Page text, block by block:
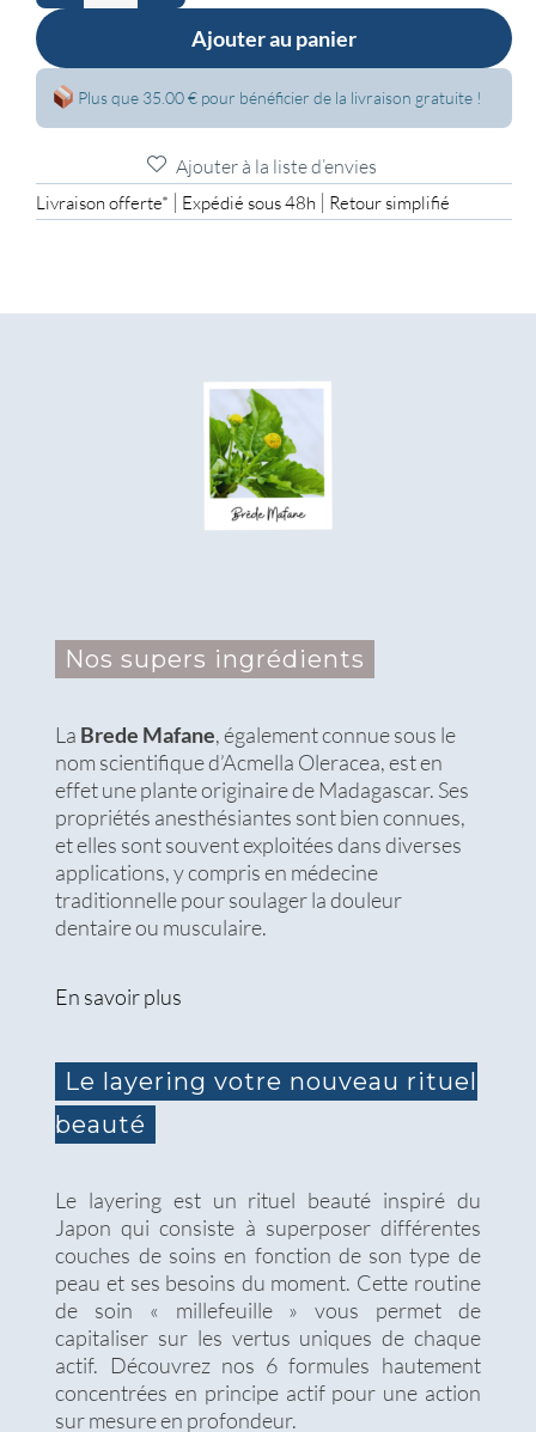
Ajouter au panier
Plus que 35.00 € pour bénéficier de la livraison gratuite !
Ajouter à la liste d’envies
Livraison offerte* | Expédié sous 48h | Retour simplifié
Nos supers ingrédients
La Brede Mafane, également connue sous le
nom scientifique d’Acmella Oleracea, est en
effet une plante originaire de Madagascar. Ses
propriétés anesthésiantes sont bien connues,
et elles sont souvent exploitées dans diverses
applications, y compris en médecine
traditionnelle pour soulager la douleur
dentaire ou musculaire.
En savoir plus
Le layering votre nouveau rituel
beauté
Le layering est un rituel beauté inspiré du
Japon qui consiste à superposer différentes
couches de soins en fonction de son type de
peau et ses besoins du moment. Cette routine
de soin « millefeuille » vous permet de
capitaliser sur les vertus uniques de chaque
actif. Découvrez nos 6 formules hautement
concentrées en principe actif pour une action
sur mesure en profondeur.